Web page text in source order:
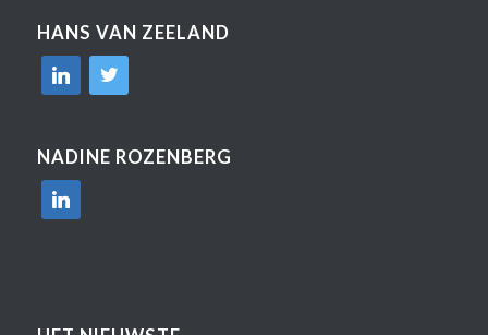
HANS VAN ZEELAND
linkedin
twitter
NADINE ROZENBERG
linkedin